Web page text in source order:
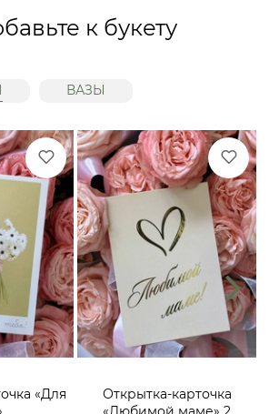
к букету
ВАЗЫ
«Для
Открытка-карточка